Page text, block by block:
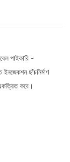
পাইকারি -
ছাঁচনির্মাণ
করে।